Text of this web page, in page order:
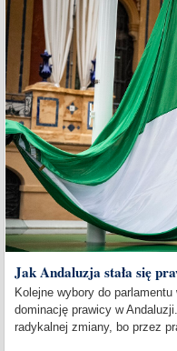
Jak Andaluzja stała się
Kolejne wybory do
dominację prawicy w
radykalnej zmiany, bo przez